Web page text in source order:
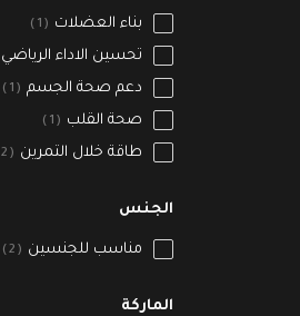
بناء العضلات 1
تحسين الاداء الرياضي
دعم صحة الجسم 1
صحة القلب 1
طاقة خلال التمرين 2
الجنس
مناسب للجنسين 2
الماركة